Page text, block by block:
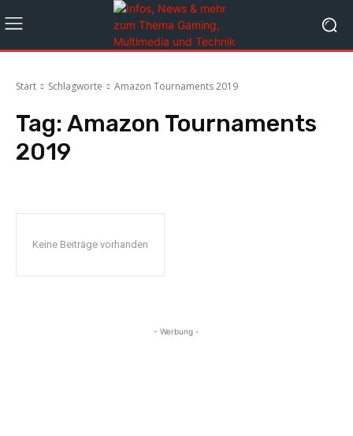
Start Schlagworte Amazon Tournaments 2019
Tag: Amazon Tournaments
2019
Keine Beiträge vorhanden
- Werbung -